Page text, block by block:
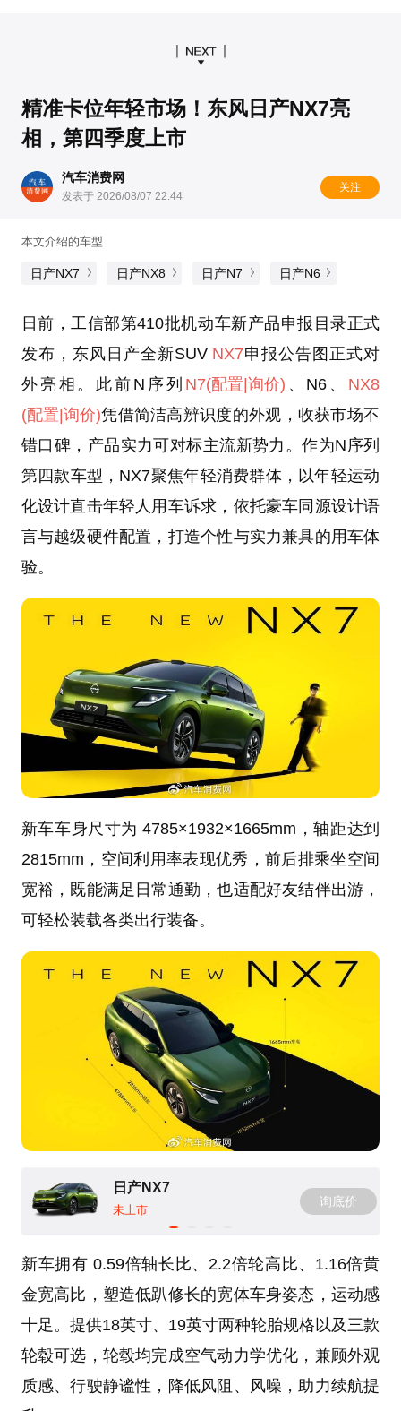
精准卡位年轻市场！东风日产NX7亮
相，第四季度上市
汽车消费网
发表于 2026/08/07 22:44
关注
本文介绍的车型
日产NX7 日产NX8 日产N7 日产N6
日前，工信部第410批机动车新产品申报目录正式
发布，东风日产全新SUV NX7申报公告图正式对
外亮相。此前N序列 N7(配置|询价) 、N6、 NX8
(配置|询价)凭借简洁高辨识度的外观，收获市场不
错口碑，产品实力可对标主流新势力。作为N序列
第四款车型，NX7聚焦年轻消费群体，以年轻运动
化设计直击年轻人用车诉求，依托豪车同源设计语
言与越级硬件配置，打造个性与实力兼具的用车体
验。
新车车身尺寸为 4785×1932×1665mm，轴距达到
2815mm，空间利用率表现优秀，前后排乘坐空间
宽裕，既能满足日常通勤，也适配好友结伴出游，
可轻松装载各类出行装备。
日产NX7
未上市
询底价
新车拥有 0.59倍轴长比、2.2倍轮高比、1.16倍黄
金宽高比，塑造低趴修长的宽体车身姿态，运动感
十足。提供18英寸、19英寸两种轮胎规格以及三款
轮毂可选，轮毂均完成空气动力学优化，兼顾外观
质感、行驶静谧性，降低风阻、风噪，助力续航提